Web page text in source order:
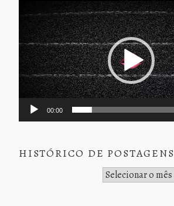
de
vídeo
00:00
HISTÓRICO DE POSTAGENS